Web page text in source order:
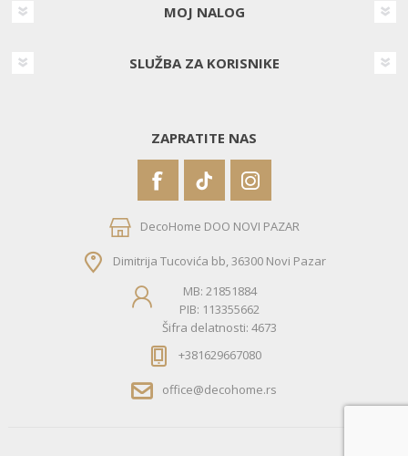
MOJ NALOG
SLUŽBA ZA KORISNIKE
ZAPRATITE NAS
DecoHome DOO NOVI PAZAR
Dimitrija Tucovića bb, 36300 Novi Pazar
MB: 21851884
PIB: 113355662
Šifra delatnosti: 4673
+381629667080
office@decohome.rs